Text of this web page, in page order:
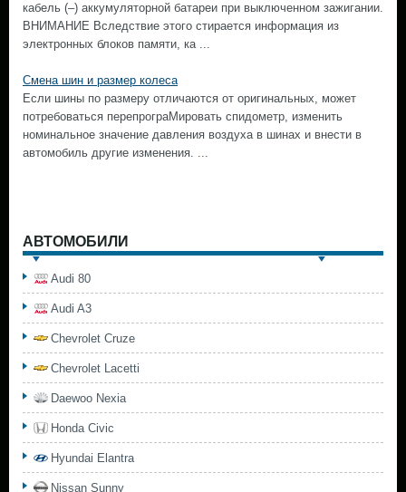
кабель (–) аккумуляторной батареи при выключенном зажигании.
ВНИМАНИЕ Вследствие этого стирается информация из
электронных блоков памяти, ка ...
Смена шин и размер колеса
Если шины по размеру отличаются от оригинальных, может
потребоваться перепрограМировать спидометр, изменить
номинальное значение давления воздуха в шинах и внести в
автомобиль другие изменения. ...
АВТОМОБИЛИ
Audi 80
Audi A3
Chevrolet Cruze
Chevrolet Lacetti
Daewoo Nexia
Honda Civic
Hyundai Elantra
Nissan Sunny